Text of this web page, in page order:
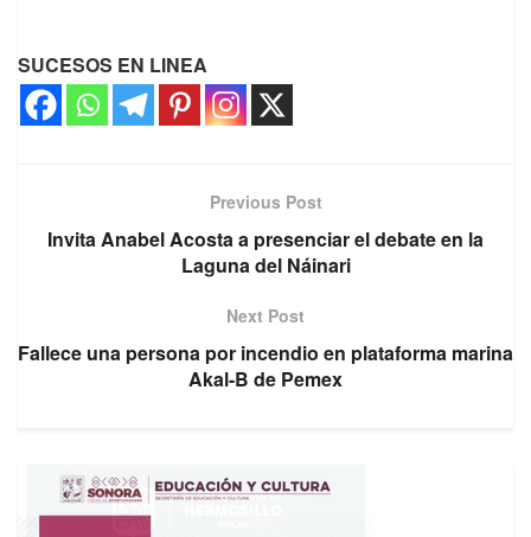
SUCESOS EN LINEA
Previous Post
Invita Anabel Acosta a presenciar el debate en la
Laguna del Náinari
Next Post
Fallece una persona por incendio en plataforma marina
Akal-B de Pemex